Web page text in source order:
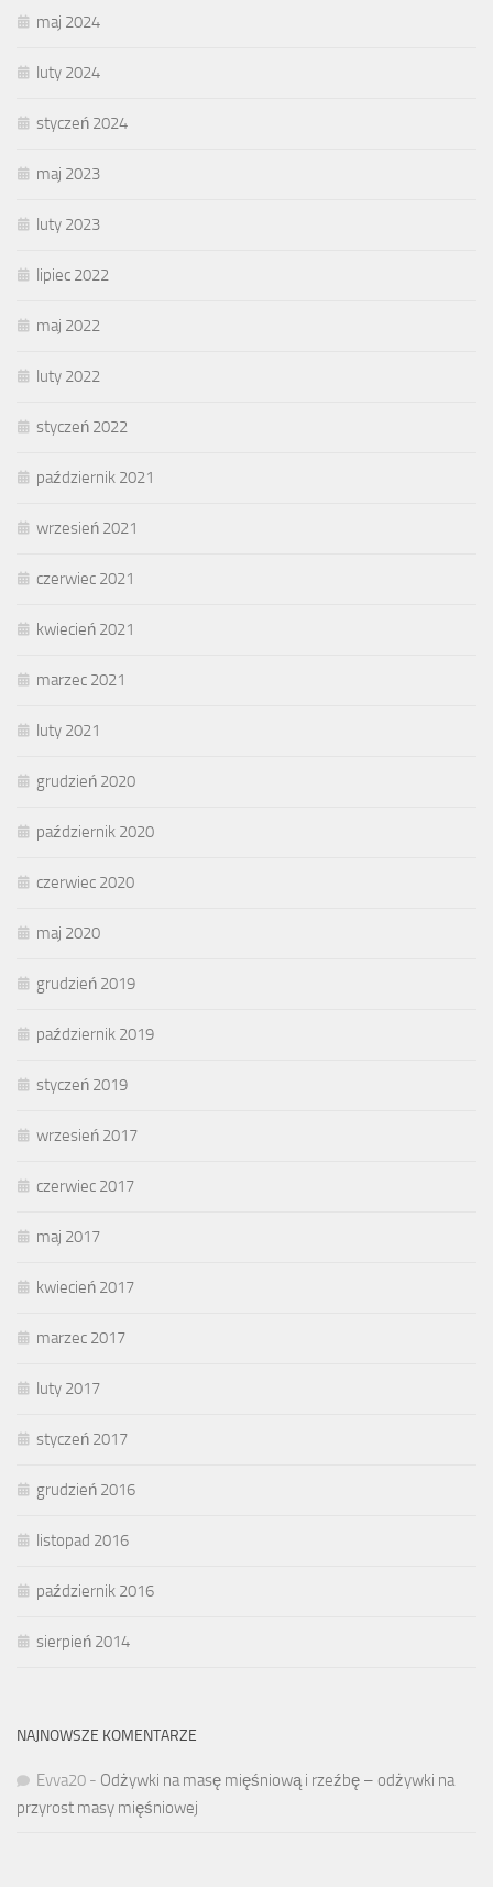
maj 2024
luty 2024
styczeń 2024
maj 2023
luty 2023
lipiec 2022
maj 2022
luty 2022
styczeń 2022
październik 2021
wrzesień 2021
czerwiec 2021
kwiecień 2021
marzec 2021
luty 2021
grudzień 2020
październik 2020
czerwiec 2020
maj 2020
grudzień 2019
październik 2019
styczeń 2019
wrzesień 2017
czerwiec 2017
maj 2017
kwiecień 2017
marzec 2017
luty 2017
styczeń 2017
grudzień 2016
listopad 2016
październik 2016
sierpień 2014
NAJNOWSZE KOMENTARZE
Evva20 - Odżywki na masę mięśniową i rzeźbę – odżywki na
przyrost masy mięśniowej